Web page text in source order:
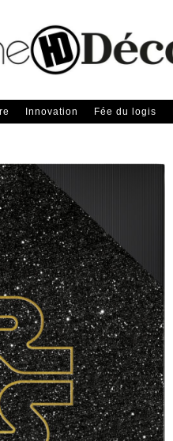
Innovation Fée du logis